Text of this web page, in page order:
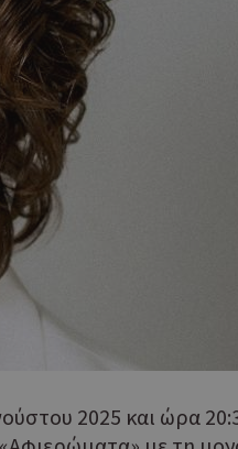
2025 και ώρα